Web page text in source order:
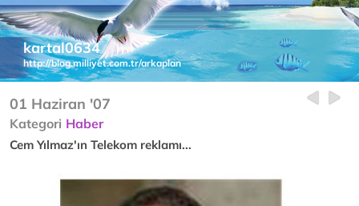
kartal0634
http://blog.milliyet.com.tr/arkaplan
01 Haziran '07
Kategori Haber
Cem Yılmaz'ın Telekom reklamı...